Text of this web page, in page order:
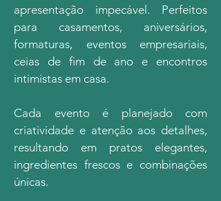
apresentação impecável. Perfeitos
para casamentos, aniversários,
formaturas, eventos empresariais,
ceias de fim de ano e encontros
intimistas em casa.
Cada evento é planejado com
criatividade e atenção aos detalhes,
resultando em pratos elegantes,
ingredientes frescos e combinações
únicas.